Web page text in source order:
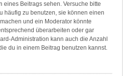
eines Beitrags sehen. Versuche bitte
häufig zu benutzen, sie können einen
und ein Moderator könnte
überarbeiten oder gar
Administration kann auch die Anzahl
du in einem Beitrag benutzen kannst.